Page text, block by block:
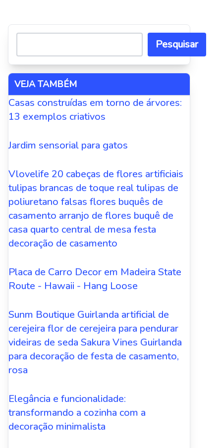
Pesquisar
VEJA TAMBÉM
Casas construídas em torno de árvores:
13 exemplos criativos
Jardim sensorial para gatos
Vlovelife 20 cabeças de flores artificiais
tulipas brancas de toque real tulipas de
poliuretano falsas flores buquês de
casamento arranjo de flores buquê de
casa quarto central de mesa festa
decoração de casamento
Placa de Carro Decor em Madeira State
Route - Hawaii - Hang Loose
Sunm Boutique Guirlanda artificial de
cerejeira flor de cerejeira para pendurar
videiras de seda Sakura Vines Guirlanda
para decoração de festa de casamento,
rosa
Elegância e funcionalidade:
transformando a cozinha com a
decoração minimalista